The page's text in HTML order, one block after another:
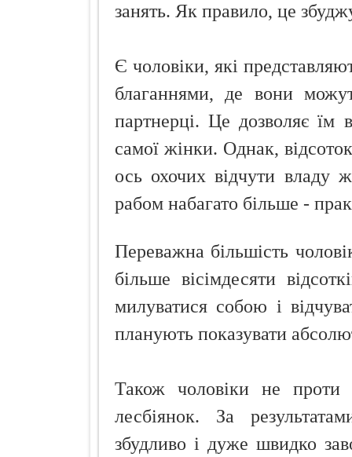
занять. Як правило, це
Є чоловіки, які
благаннями, де вони
партнерці. Це дозволяє їм
самої жінки. Однак,
ось охочих відчути владу
рабом набагато більше -
Переважна більшість
більше вісімдесяти
милуватися собою і
планують показувати
Також чоловіки не проти
лесбіянок. За
збудливо і дуже швидко